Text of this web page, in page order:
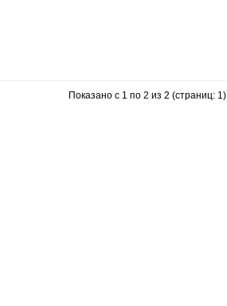
Показано с 1 по 2 из 2 (страниц: 1)